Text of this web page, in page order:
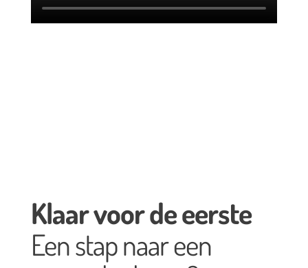
Klaar voor de eerste
Een stap naar een